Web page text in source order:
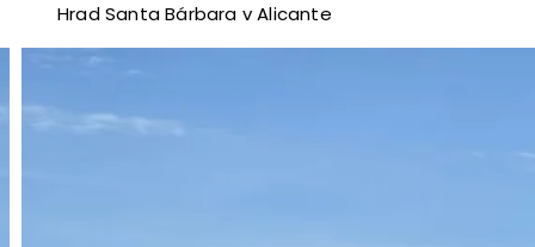
Hrad Santa Bárbara v Alicante